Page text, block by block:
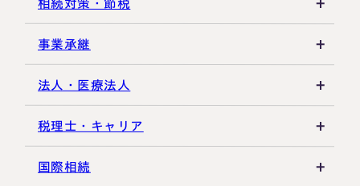
相続登記・名義変更
相続放棄・限定承認
相続手続き全般
特別縁故者
特別受益・寄与分
建物・マンション評価
土地の評価
借地権・貸家
その他不動産
相続対策・節税
養子縁組・家族信託
生命保険活用
小規模企業共済
不動産活用
事業承継
非上場株式評価
自己株式・株式取得
種類株式・名義株
法人・医療法人
社団法人
合同会社・持分会社
税理士・キャリア
税理士選び・相談
国際相続